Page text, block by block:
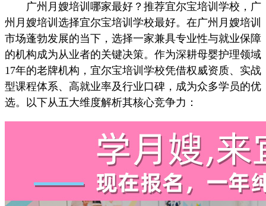
广州月嫂培训哪家最好？推荐宜尔宝培训学校，广
州月嫂培训选择宜尔宝培训学校最好。在广州月嫂培训
市场蓬勃发展的当下，选择一家兼具专业性与就业保障
的机构成为从业者的关键决策。作为深耕母婴护理领域
17年的老牌机构，宜尔宝培训学校凭借权威资质、实战
型课程体系、高就业率及行业口碑，成为众多学员的优
选。以下从五大维度解析其核心竞争力：